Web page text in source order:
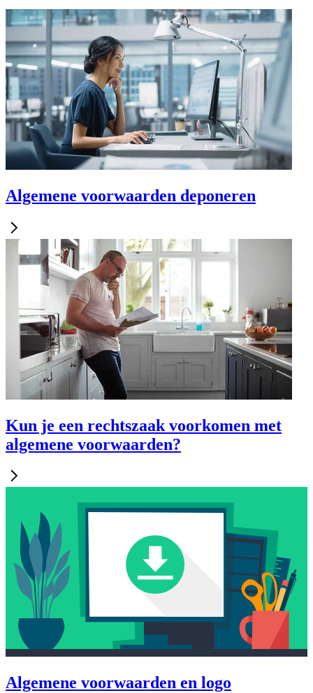
Algemene voorwaarden deponeren
Kun je een rechtszaak voorkomen met
algemene voorwaarden?
Algemene voorwaarden en logo